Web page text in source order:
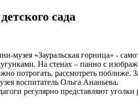
сада
музея «Зауральская горница» -
На стенах – панно с
потрогать, рассмотреть поближе.
воспитатель Ольга Ананьева.
регулярно представляют